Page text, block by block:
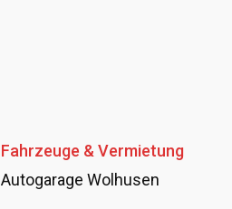
Fahrzeuge & Vermietung
Autogarage Wolhusen